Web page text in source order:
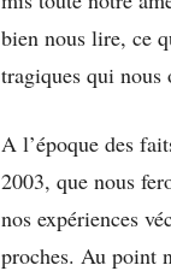
bien nous lire, ce
tragiques qui nous
A l’époque des
2003, que nous
nos expériences
proches. Au point